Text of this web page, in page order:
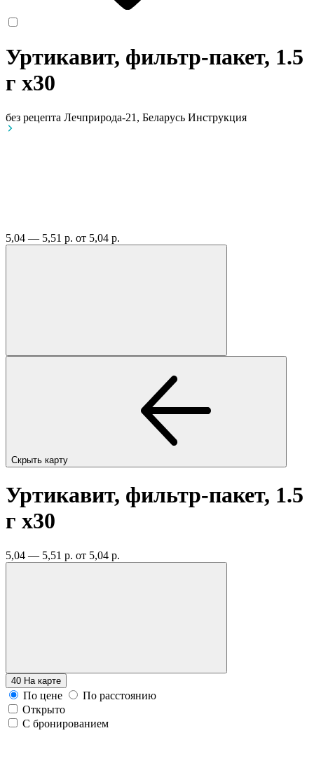
Уртикавит, фильтр-пакет, 1.5
г x30
без рецепта Лечприрода-21, Беларусь Инструкция
5,04 — 5,51 р. от 5,04 р.
Скрыть карту
Уртикавит, фильтр-пакет, 1.5
г x30
5,04 — 5,51 р. от 5,04 р.
40 На карте
По цене
По расстоянию
Открыто
С бронированием